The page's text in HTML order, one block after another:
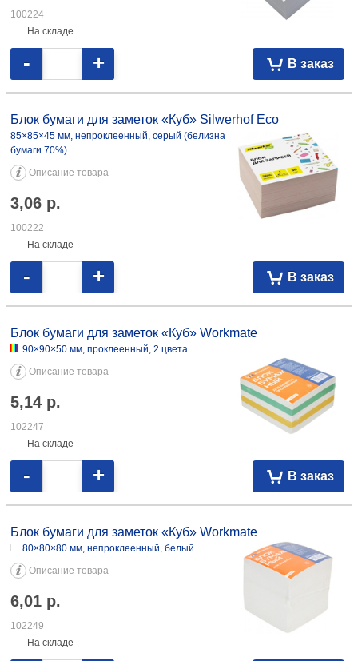
100224
На складе
В заказ
- +
Блок бумаги для заметок «Куб» Silwerhof Eco
85×85×45 мм, непроклеенный, серый (белизна
бумаги 70%)
Описание товара
3,06 р.
100222
На складе
В заказ
- +
Блок бумаги для заметок «Куб» Workmate
90×90×50 мм, проклеенный, 2 цвета
Описание товара
5,14 р.
102247
На складе
В заказ
- +
Блок бумаги для заметок «Куб» Workmate
80×80×80 мм, непроклеенный, белый
Описание товара
6,01 р.
102249
На складе